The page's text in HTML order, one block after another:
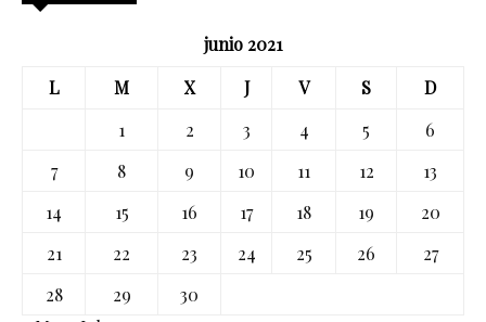
junio 2021
L
M X J V S
D
1
2 3 4 5
6
7
8 9 10 11 12
13
14
15 16 17 18 19
20
21
22 23 24 25 26
27
28
29
30